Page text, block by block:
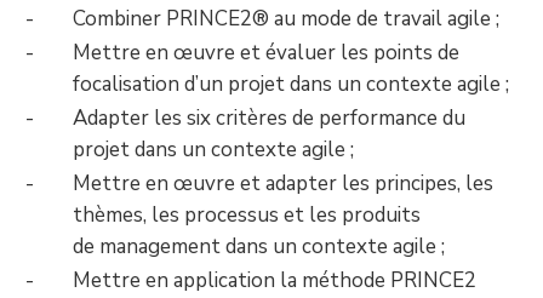
Combiner PRINCE2® au mode de travail agile ;
Mettre en œuvre et évaluer les points de
focalisation d’un projet dans un contexte agile ;
Adapter les six critères de performance du
projet dans un contexte agile ;
Mettre en œuvre et adapter les principes, les
thèmes, les processus et les produits
de management dans un contexte agile ;
Mettre en application la méthode PRINCE2